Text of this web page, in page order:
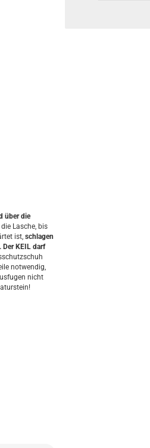
über die
Lasche, bis
ist, schlagen
Der KEIL darf
notwendig,
nicht